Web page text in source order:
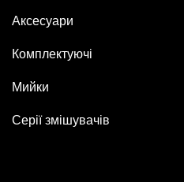
Аксесуари
Комплектуючі
Мийки
Серії змішувачів